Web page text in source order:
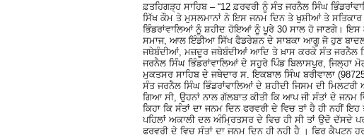
ਫ਼ਤਹਿਗੜ੍ਹ ਸਾਹਿਬ – “12 ਫ਼ਰਵਰੀ ਨੂੰ ਸੰਤ ਜਰਨੈਲ ਸਿੰਘ
ਸਿੱਖ ਕੌਮ ਤੇ ਮੁਸਲਮਾਨਾਂ ਨੇ ਇਸ ਜਨਮ ਦਿਨ ਤੇ ਖੁਸ਼ੀਆਂ ਤੇ
ਭਿੰਡਰਾਂਵਾਲਿਆਂ ਨੂੰ ਸ਼ਹੀਦ ਹੋਇਆਂ ਨੂੰ ਪੂਰੇ 30 ਸਾਲ ਹੋ ਜਾਣਗੇ।
ਸਮਾਜ, ਆਲ ਇੰਡੀਆ ਸਿੱਖ ਫੈਡਰੇਸ਼ਨ ਦੇ ਸਾਬਕਾ ਆਗੂ ਜੋ ਹੁਣ
ਜਥੇਬੰਦੀਆਂ, ਮਜ਼ਦੂਰ ਜਥੇਬੰਦੀਆਂ ਆਦਿ ਤੇ ਖ਼ਾਸ ਕਰਕੇ ਸੰਤ ਜਰਨੈਲ
ਜਰਨੈਲ ਸਿੰਘ ਭਿੰਡਰਾਂਵਾਲਿਆਂ ਦੇ ਸਹੁਰੇ ਪਿੰਡ ਬਿਲਾਸਪੁਰ, ਜਿ਼ਲ੍ਹਾ
ਮੁਕਤਸਰ ਸਾਹਿਬ ਦੇ ਜਥੇਦਾਰ ਸ. ਇਕਬਾਲ ਸਿੰਘ ਬਰੀਵਾਲਾ
ਸੰਤ ਜਰਨੈਲ ਸਿੰਘ ਭਿੰਡਰਾਂਵਾਲਿਆਂ ਦੇ ਸ਼ਹੀਦੀ ਜਿਸਮ ਦੀ
ਗਿਆ ਸੀ, ਉਹਨਾਂ ਨਾਲ ਗੱਲਬਾਤ ਕੀਤੀ ਕਿ ਆਪ ਜੀ ਸੰਤਾਂ ਦੇ
ਕਿਹਾ ਕਿ ਸੰਤਾਂ ਦਾ ਜਨਮ ਦਿਨ ਫਰਵਰੀ ਦੇ ਵਿਚ ਤਾਂ ਹੈ ਹੀ ਨਹੀਂ
ਪਹਿਲਾਂ ਅਕਾਲੀ ਦਲ ਅੰਮ੍ਰਿਤਸਰ ਦੇ ਵਿਚ ਹੀ ਸੀ ਤਾਂ ਉਦੋ ਦੱਸਦੇ
ਫਰਵਰੀ ਦੇ ਵਿਚ ਸੰਤਾਂ ਦਾ ਜਨਮ ਦਿਨ ਹੀ ਨਹੀ ਹੈ । ਫਿਰ ਕੈਪਟਨ